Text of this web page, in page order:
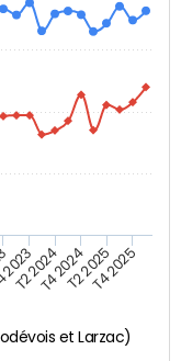
et Larzac)
T2 2024T4 2024T2 2025T4 2025